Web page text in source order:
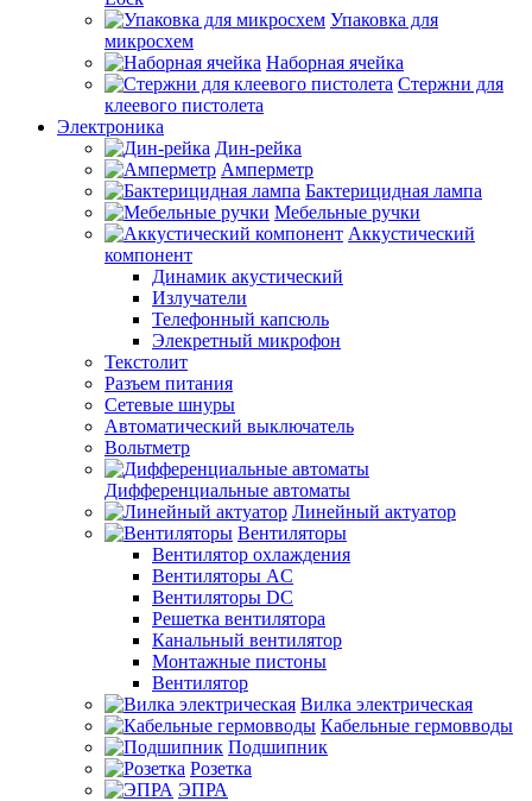
Упаковка для
микросхем
Наборная ячейка
Стержни для
клеевого пистолета
Электроника
Дин-рейка
Амперметр
Бактерицидная лампа
Мебельные ручки
Аккустический
компонент
Динамик акустический
Излучатели
Телефонный капсюль
Элекретный микрофон
Текстолит
Разъем питания
Сетевые шнуры
Автоматический выключатель
Вольтметр
Дифференциальные автоматы
Линейный актуатор
Вентиляторы
Вентилятор охлаждения
Вентиляторы AC
Вентиляторы DC
Решетка вентилятора
Канальный вентилятор
Монтажные пистоны
Вентилятор
Вилка электрическая
Кабельные гермовводы
Подшипник
Розетка
ЭПРА